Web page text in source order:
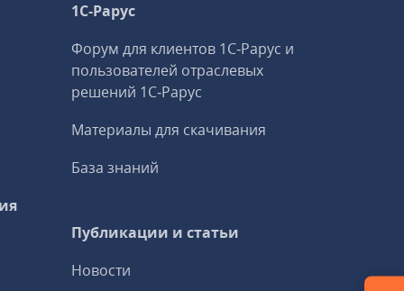
1С‑Рарус
Форум для клиентов 1С‑Рарус и
пользователей отраслевых
решений 1С‑Рарус
Материалы для скачивания
База знаний
Публикации и статьи
Новости